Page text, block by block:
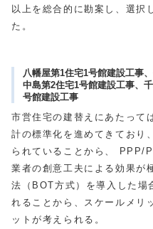
以上を総合的に勘案し、選
た。
八幡屋第1住宅1号館建設工事
中島第2住宅1号館建設工事、
号館建設工事
市営住宅の建替えにあたって
計の標準化を進めてきており
られていることから、 PPP/
業者の創意工夫による効果が
法（BOT方式）を導入した場
れることから、スケールメリ
ットが考えられる。